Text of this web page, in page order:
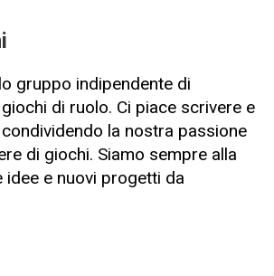
gruppo indipendente di
di ruolo. Ci piace scrivere e
la nostra passione
di giochi. Siamo sempre alla
idee e nuovi progetti da